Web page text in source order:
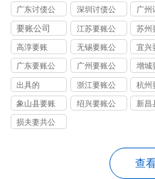
司
司
广东讨债公
司
深圳讨债公
司
广州
司
要账公司
江苏要账公
司
苏州
司
高淳要账
无锡要账公
司
宜兴
广东要账公
司
广州要账公
司
增城
司
出具的
浙江要账公
司
杭州
司
象山县要账
绍兴要账公
新昌
损夫妻共公
查